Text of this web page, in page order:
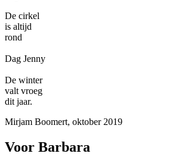
De cirkel
is altijd
rond
Dag Jenny
De winter
valt vroeg
dit jaar.
Mirjam Boomert, oktober 2019
Voor Barbara